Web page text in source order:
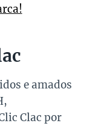
e amados
Clac por